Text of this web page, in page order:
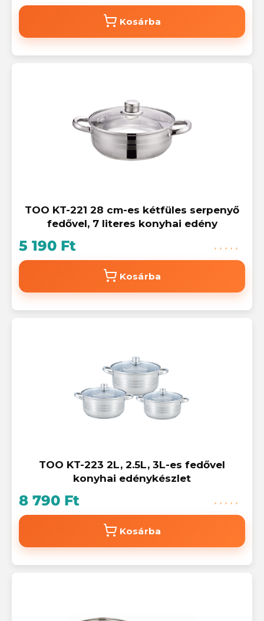
Kosárba
TOO KT-221 28 cm-es kétfüles serpenyő
fedővel, 7 literes konyhai edény
5 190 Ft
Kosárba
TOO KT-223 2L, 2.5L, 3L-es fedővel
konyhai edénykészlet
8 790 Ft
Kosárba